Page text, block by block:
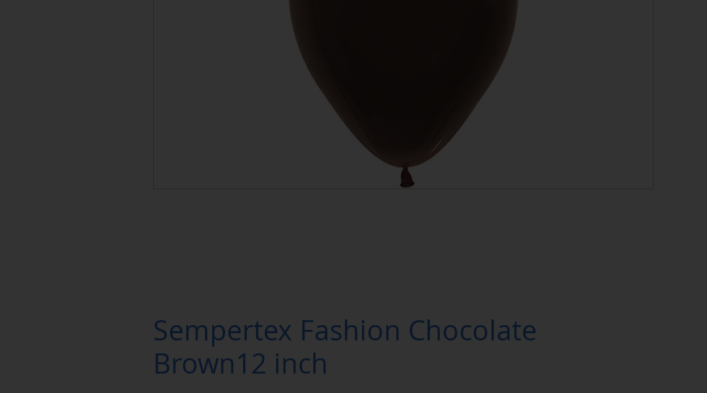
Sempertex Fashion Chocolate
Brown12 inch